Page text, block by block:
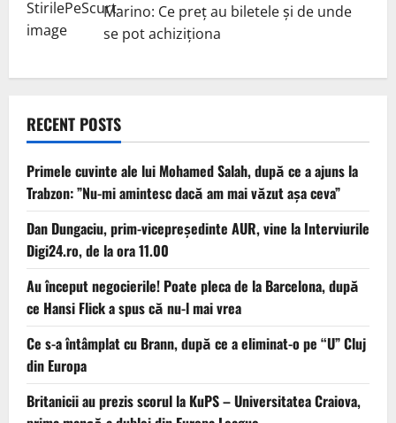
Marino: Ce preț au biletele și de unde
se pot achiziționa
RECENT POSTS
Primele cuvinte ale lui Mohamed Salah, după ce a ajuns la
Trabzon: ”Nu-mi amintesc dacă am mai văzut așa ceva”
Dan Dungaciu, prim-vicepreședinte AUR, vine la Interviurile
Digi24.ro, de la ora 11.00
Au început negocierile! Poate pleca de la Barcelona, după
ce Hansi Flick a spus că nu-l mai vrea
Ce s-a întâmplat cu Brann, după ce a eliminat-o pe “U” Cluj
din Europa
Britanicii au prezis scorul la KuPS – Universitatea Craiova,